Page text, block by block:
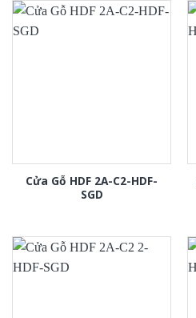
Cửa Gỗ HDF 2A-C2-HDF-
SGD